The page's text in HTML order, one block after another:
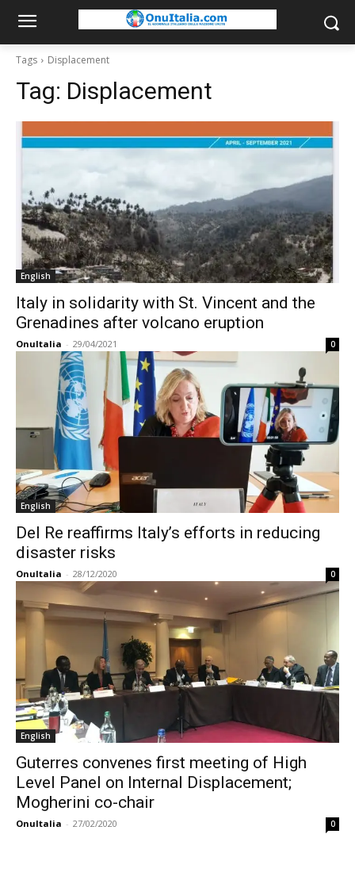
Tags Displacement
Tag: Displacement
English
Italy in solidarity with St. Vincent and the
Grenadines after volcano eruption
OnuItalia - 29/04/2021 0
English
Del Re reaffirms Italy’s efforts in reducing
disaster risks
OnuItalia - 28/12/2020 0
English
Guterres convenes first meeting of High
Level Panel on Internal Displacement;
Mogherini co-chair
OnuItalia - 27/02/2020 0